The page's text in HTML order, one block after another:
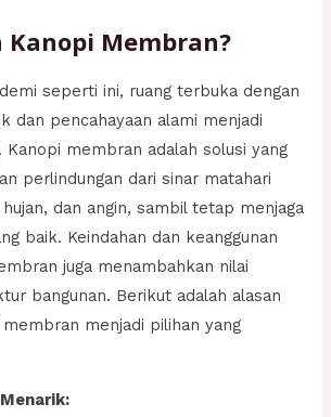
Kanopi Membran?
seperti ini, ruang terbuka dengan
dan pencahayaan alami menjadi
membran adalah solusi yang
perlindungan dari sinar matahari
dan angin, sambil tetap menjaga
baik. Keindahan dan keanggunan
juga menambahkan nilai
bangunan. Berikut adalah alasan
menjadi pilihan yang